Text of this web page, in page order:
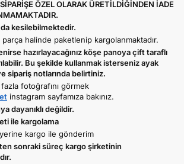
ÖZEL OLARAK ÜRETİLDİĞİNDEN İADE
kesilebilmektedir.
halinde paketlenip kargolanmaktadır.
hazırlayacağınız köşe panoya çift taraflı
Bu şekilde kullanmak isterseniz ayak
sipariş notlarında belirtiniz.
fotoğrafını görmek
instagram sayfamıza bakınız.
dayanıklı değildir.
ile kargolama
kargo ile gönderim
sonraki süreç kargo şirketinin